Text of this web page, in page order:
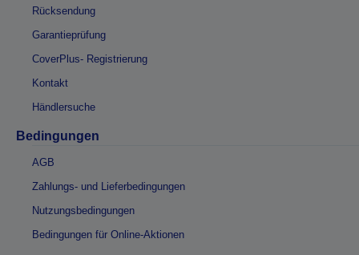
Rücksendung
Garantieprüfung
CoverPlus- Registrierung
Kontakt
Händlersuche
Bedingungen
AGB
Zahlungs- und Lieferbedingungen
Nutzungsbedingungen
Bedingungen für Online-Aktionen